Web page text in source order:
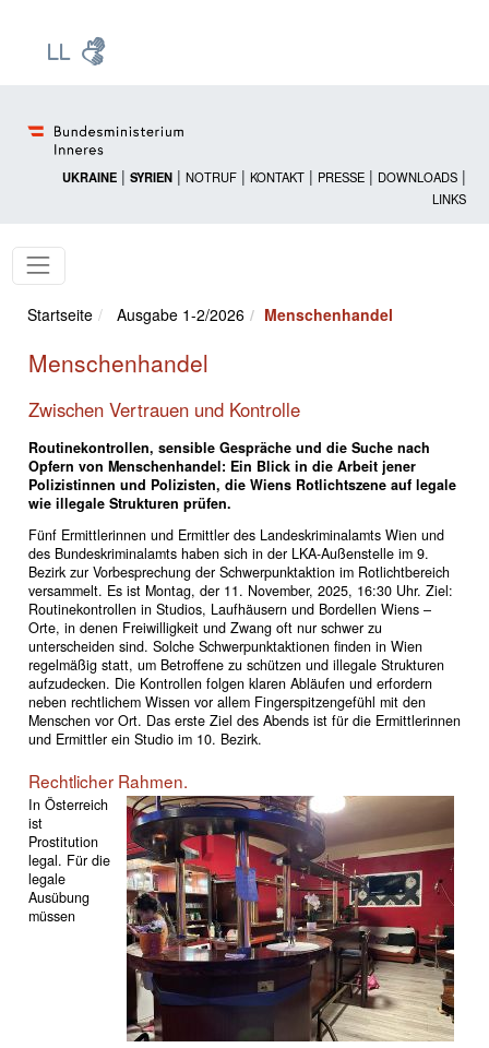
UKRAINE | SYRIEN | NOTRUF | KONTAKT | PRESSE | DOWNLOADS |
LINKS
Startseite Ausgabe 1-2/2026 Menschenhandel
Menschenhandel
Zwischen Vertrauen und Kontrolle
Routinekontrollen, sensible Gespräche und die Suche nach
Opfern von Menschenhandel: Ein Blick in die Arbeit jener
Polizistinnen und Polizisten, die Wiens Rotlichtszene auf legale
wie illegale Strukturen prüfen.
Fünf Ermittlerinnen und Ermittler des Landeskriminalamts Wien und
des Bundeskriminalamts haben sich in der LKA-Außenstelle im 9.
Bezirk zur Vorbesprechung der Schwerpunktaktion im Rotlichtbereich
versammelt. Es ist Montag, der 11. November, 2025, 16:30 Uhr. Ziel:
Routinekontrollen in Studios, Laufhäusern und Bordellen Wiens –
Orte, in denen Freiwilligkeit und Zwang oft nur schwer zu
unterscheiden sind. Solche Schwerpunktaktionen finden in Wien
regelmäßig statt, um Betroffene zu schützen und illegale Strukturen
aufzudecken. Die Kontrollen folgen klaren Abläufen und erfordern
neben rechtlichem Wissen vor allem Fingerspitzengefühl mit den
Menschen vor Ort. Das erste Ziel des Abends ist für die Ermittlerinnen
und Ermittler ein Studio im 10. Bezirk.
Rechtlicher Rahmen.
In Österreich
ist
Prostitution
legal. Für die
legale
Ausübung
müssen